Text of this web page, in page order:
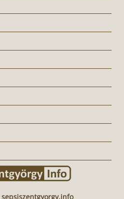
sepsiszentgyorgy.info